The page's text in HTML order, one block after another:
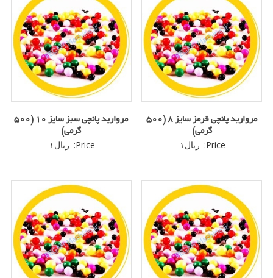
مروارید پانچی قرمز سایز 8 (500
گرمی)
Price: ریال ۱
مروارید پانچی سبز سایز 10 (500
گرمی)
Price: ریال ۱